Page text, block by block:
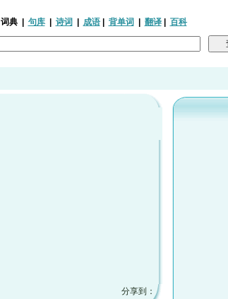
词典| 句库| 诗词 成语| 背单词 翻译| 百科
分享到：